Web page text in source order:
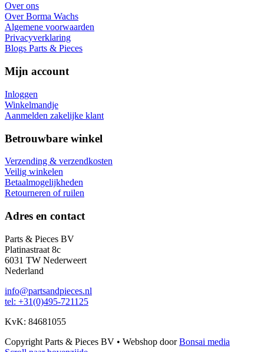
Over ons
Over Borma Wachs
Algemene voorwaarden
Privacyverklaring
Blogs Parts & Pieces
Mijn account
Inloggen
Winkelmandje
Aanmelden zakelijke klant
Betrouwbare winkel
Verzending & verzendkosten
Veilig winkelen
Betaalmogelijkheden
Retourneren of ruilen
Adres en contact
Parts & Pieces BV
Platinastraat 8c
6031 TW Nederweert
Nederland
info@partsandpieces.nl
tel: +31(0)495-721125
KvK: 84681055
Copyright Parts & Pieces BV • Webshop doorBonsai media